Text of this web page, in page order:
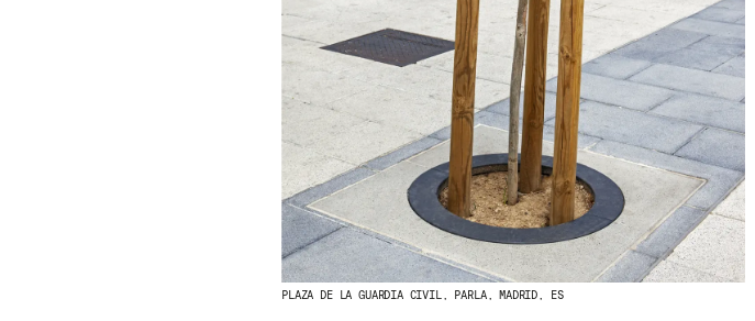
PLAZA DE LA GUARDIA CIVIL, PARLA, MADRID, ES